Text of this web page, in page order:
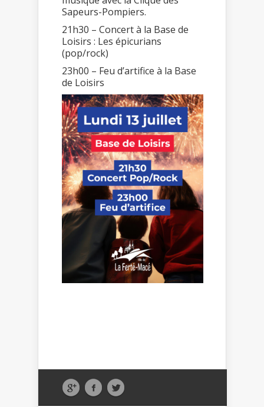
Sapeurs-Pompiers.
21h30 – Concert à la Base de
Loisirs : Les épicurians
(pop/rock)
23h00 – Feu d’artifice à la Base
de Loisirs